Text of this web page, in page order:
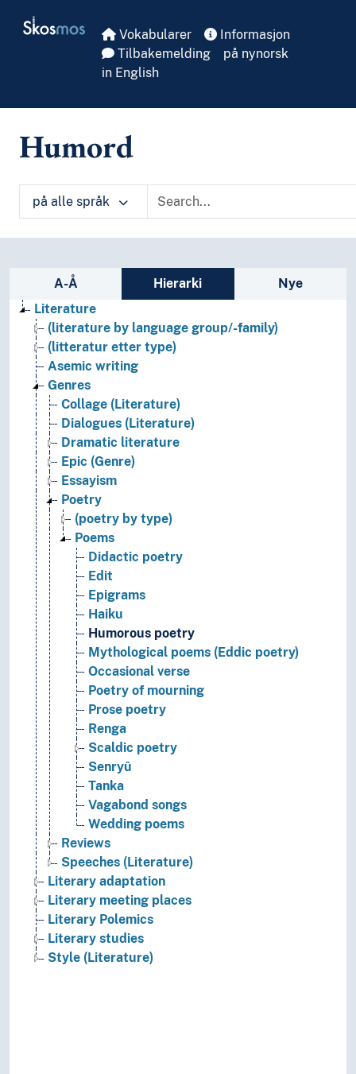
Skosmos Vokabularer
Informasjon
Tilbakemelding
på nynorsk
in English
Humord
på alle språk
Sidefelt: navigér i vokabularet på ulike
A-Å Hierarki
Nye
Literature
(literature by language group/-family)
(litteratur etter type)
Asemic writing
Genres
Collage (Literature)
Dialogues (Literature)
Dramatic literature
Epic (Genre)
Essayism
Poetry
(poetry by type)
Poems
Didactic poetry
Edit
Epigrams
Haiku
Humorous poetry
Mythological poems (Eddic poetry)
Occasional verse
Poetry of mourning
Prose poetry
Renga
Scaldic poetry
Senryû
Tanka
Vagabond songs
Wedding poems
Reviews
Speeches (Literature)
Literary adaptation
Literary meeting places
Literary Polemics
Literary studies
Style (Literature)